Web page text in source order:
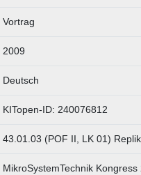
Vortrag
2009
Deutsch
KITopen-ID: 240076812
43.01.03 (POF II, LK 01)
MikroSystemTechnik